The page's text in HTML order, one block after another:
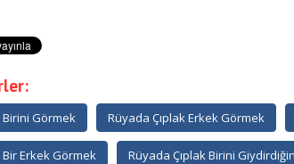
Birini Görmek Rüyada Çıplak Erkek Görmek
Bir Erkek Görmek Rüyada Çıplak Birini